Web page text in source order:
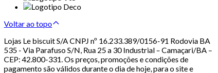
Voltar ao topo
Lojas Le biscuit S/A CNPJ nº 16.233.389/0156-91 Rodovia BA
535 - Via Parafuso S/N, Rua 25 a 30 Industrial – Camaçari/BA –
CEP: 42.800-331. Os preços, promoções e condições de
pagamento são válidos durante o dia de hoje, para o site e